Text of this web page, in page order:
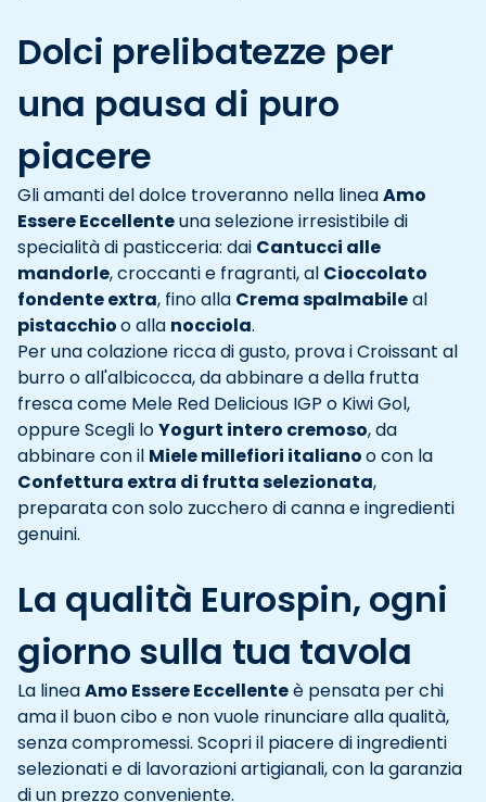
Dolci prelibatezze per
una pausa di puro
piacere
Gli amanti del dolce troveranno nella lineaAmo
Essere Eccellenteuna selezione irresistibile di
specialità di pasticceria: dai Cantucci alle
mandorle, croccanti e fragranti, al Cioccolato
fondente extra, fino alla Crema spalmabileal
pistacchioo alla nocciola.
Per una colazione ricca di gusto, prova i Croissant al
burro o all'albicocca, da abbinare a della frutta
fresca come Mele Red Delicious IGP o Kiwi Gol,
oppure Scegli loYogurt intero cremoso, da
abbinare con il Miele millefiori italianoo con la
Confettura extra di frutta selezionata,
preparata con solo zucchero di canna e ingredienti
genuini.
La qualità Eurospin, ogni
giorno sulla tua tavola
La lineaAmo Essere Eccellenteè pensata per chi
ama il buon cibo e non vuole rinunciare alla qualità,
senza compromessi. Scopri il piacere di ingredienti
selezionati e di lavorazioni artigianali, con la garanzia
di un prezzo conveniente.